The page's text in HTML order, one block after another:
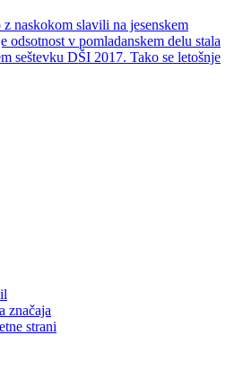
naskokom slavili na jesenskem
odsotnost v pomladanskem delu stala
seštevku DŠI 2017. Tako se letošnje
značaja
strani